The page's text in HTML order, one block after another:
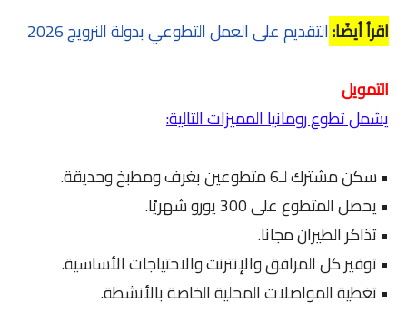
اقرأ أيضًا:التقديم على العمل التطوعي بدولة النرويج 2026
التمويل
يشمل تطوع رومانيا المميزات التالية:
• سكن مشترك لـ6 متطوعين بغرف ومطبخ وحديقة.
• يحصل المتطوع على 300 يورو شهريًا.
• تذاكر الطيران مجانا.
• توفير كل المرافق والإنترنت والاحتياجات الأساسية.
• تغطية المواصلات المحلية الخاصة بالأنشطة.